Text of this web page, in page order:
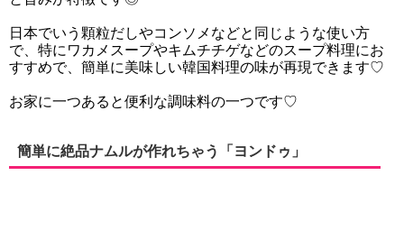
日本でいう顆粒だしやコンソメなどと同じような使い方
で、特にワカメスープやキムチチゲなどのスープ料理にお
すすめで、簡単に美味しい韓国料理の味が再現できます♡
お家に一つあると便利な調味料の一つです♡
簡単に絶品ナムルが作れちゃう「ヨンドゥ」